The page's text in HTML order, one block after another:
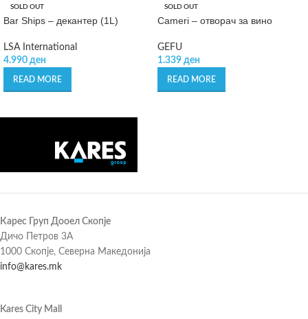
SOLD OUT
Bar Ships – декантер (1L)
LSA International
4.990 ден
READ MORE
SOLD OUT
Cameri – отворач за вино
GEFU
1.339 ден
READ MORE
Карес Груп Дооел Скопје
Дичо Петров 3А
1000 Скопје, Северна Македонија
info@kares.mk
Kares City Mall